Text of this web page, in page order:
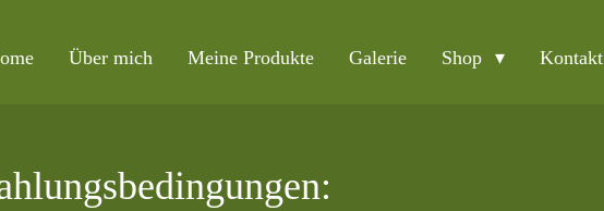
Über mich Meine Produkte Galerie Shop Kontakt